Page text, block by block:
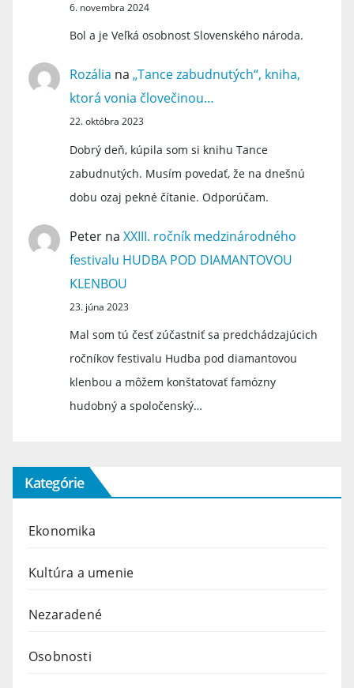
6. novembra 2024
Bol a je Veľká osobnost Slovenského národa.
Rozália na „Tance zabudnutých“, kniha,
ktorá vonia človečinou…
22. októbra 2023
Dobrý deň, kúpila som si knihu Tance
zabudnutých. Musím povedať, že na dnešnú
dobu ozaj pekné čítanie. Odporúčam.
Peter na XXIII. ročník medzinárodného
festivalu HUDBA POD DIAMANTOVOU
KLENBOU
23. júna 2023
Mal som tú česť zúčastniť sa predchádzajúcich
ročníkov festivalu Hudba pod diamantovou
klenbou a môžem konštatovať famózny
hudobný a spoločenský…
Kategórie
Ekonomika
Kultúra a umenie
Nezaradené
Osobnosti